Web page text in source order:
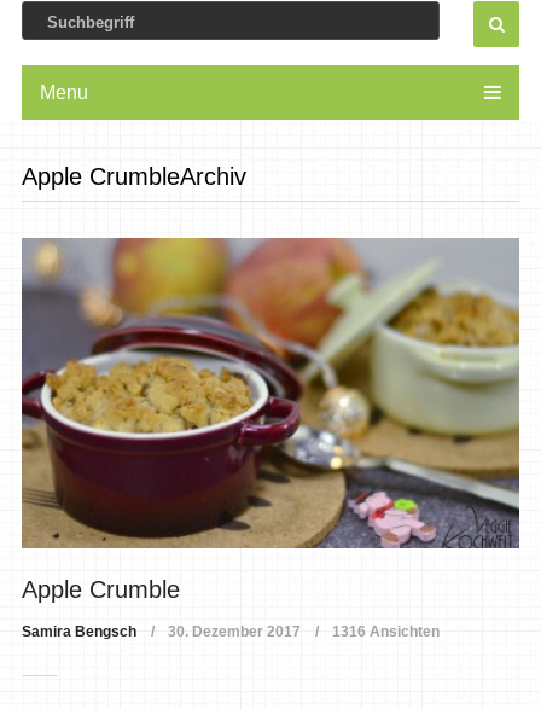
Menu
Apple CrumbleArchiv
Apple Crumble
Samira Bengsch 30. Dezember 2017 1316 Ansichten